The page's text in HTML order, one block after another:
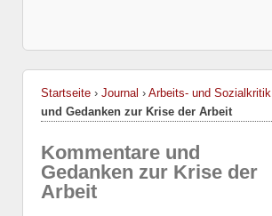
Startseite › Journal › Arbeits- und Sozialkritik
und Gedanken zur Krise der Arbeit
Kommentare und
Gedanken zur Krise der
Arbeit